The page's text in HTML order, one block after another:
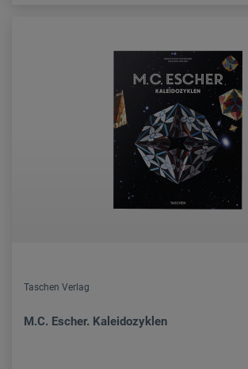
Taschen Verlag
M.C. Escher. Kaleidozyklen